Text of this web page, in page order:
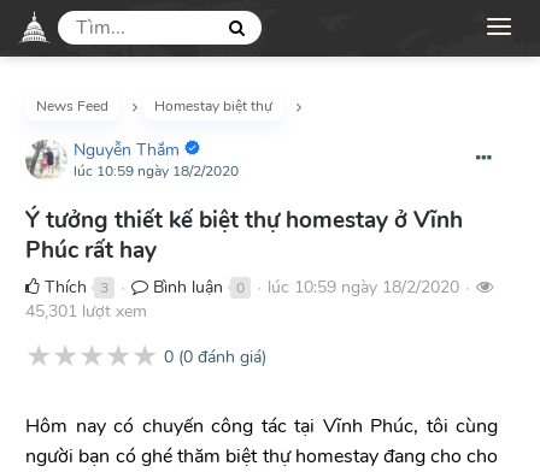
News Feed Homestay biệt thự
Nguyễn Thắm
lúc 10:59 ngày 18/2/2020
Ý tưởng thiết kế biệt thự homestay ở Vĩnh
Phúc rất hay
Thích 3 ● Bình luận 0 ● lúc 10:59 ngày 18/2/2020 ●
45,301 lượt xem
★★★★★ 0 (0 đánh giá)
Hôm nay có chuyến công tác tại Vĩnh Phúc, tôi cùng
người bạn có ghé thăm biệt thự homestay đang cho cho